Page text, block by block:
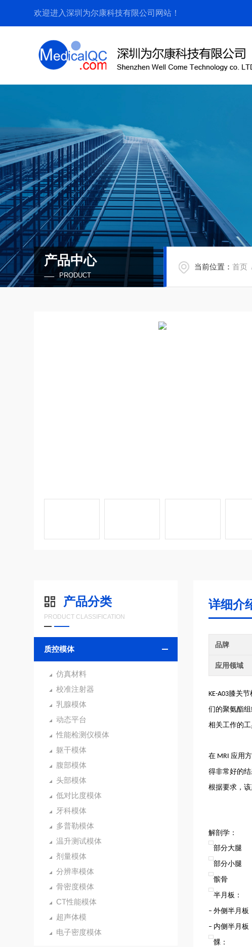
欢迎进入深圳为尔康科技有限公司网站！
产品中心
PRODUCT
当前位置：首页
产品分类
PRODUCT CLASSIFICATION
质控模体
仿真材料
校准注射器
乳腺模体
动态平台
性能检测仪模体
躯干模体
腹部模体
头部模体
低对比度模体
牙科模体
多普勒模体
温升测试模体
剂量模体
分辨率模体
骨密度模体
CT性能模体
超声体模
电子密度模体
详细介
品牌
应用领域
KE-A03膝关节
们的聚氨酯
相关工作的
在MRI 应用
得非常好的
根据要求，
解剖学：
部分大腿
部分小腿
髌骨
半月板：
– 外侧半月板
– 内侧半月板
髁：